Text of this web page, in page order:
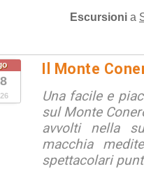
Escursioni a
Il Monte
Una facile e
sul Monte
avvolti nella
macchia
spettacolari